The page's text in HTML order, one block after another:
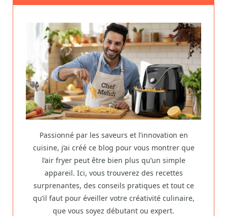
Passionné par les saveurs et l’innovation en
cuisine, j’ai créé ce blog pour vous montrer que
l’air fryer peut être bien plus qu’un simple
appareil. Ici, vous trouverez des recettes
surprenantes, des conseils pratiques et tout ce
qu’il faut pour éveiller votre créativité culinaire,
que vous soyez débutant ou expert.